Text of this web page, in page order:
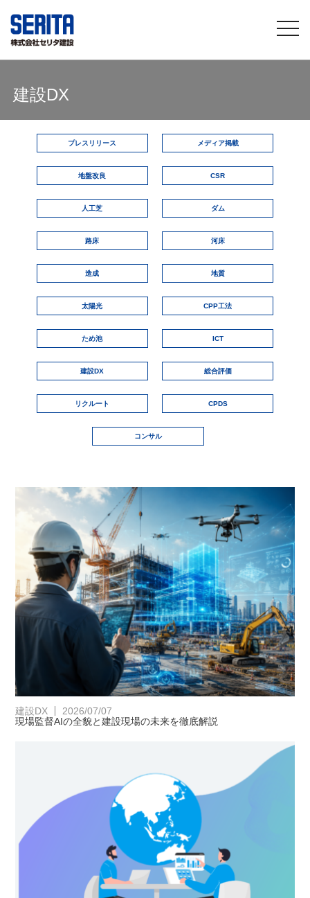
建設DX
プレスリリース メディア掲載
地盤改良 CSR
人工芝 ダム
路床 河床
造成 地質
太陽光 CPP工法
ため池 ICT
建設DX 総合評価
リクルート CPDS
コンサル
建設DX
2026/07/07
現場監督AIの全貌と建設現場の未来を徹底解説